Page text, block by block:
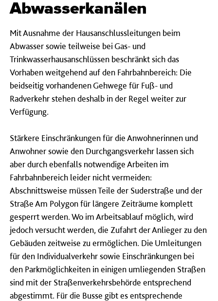
Abwasserkanälen
Mit Ausnahme der Hausanschlussleitungen beim
Abwasser sowie teilweise bei Gas- und
Trinkwasserhausanschlüssen beschränkt sich das
Vorhaben weitgehend auf den Fahrbahnbereich: Die
beidseitig vorhandenen Gehwege für Fuß- und
Radverkehr stehen deshalb in der Regel weiter zur
Verfügung.
Stärkere Einschränkungen für die Anwohnerinnen und
Anwohner sowie den Durchgangsverkehr lassen sich
aber durch ebenfalls notwendige Arbeiten im
Fahrbahnbereich leider nicht vermeiden:
Abschnittsweise müssen Teile der Suderstraße und der
Straße Am Polygon für längere Zeiträume komplett
gesperrt werden. Wo im Arbeitsablauf möglich, wird
jedoch versucht werden, die Zufahrt der Anlieger zu den
Gebäuden zeitweise zu ermöglichen. Die Umleitungen
für den Individualverkehr sowie Einschränkungen bei
den Parkmöglichkeiten in einigen umliegenden Straßen
sind mit der Straßenverkehrsbehörde entsprechend
abgestimmt. Für die Busse gibt es entsprechende